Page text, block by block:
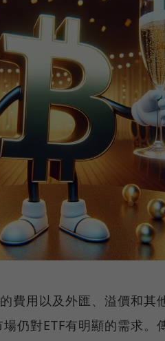
費用以及外匯、溢價和其
仍對ETF有明顯的需求。